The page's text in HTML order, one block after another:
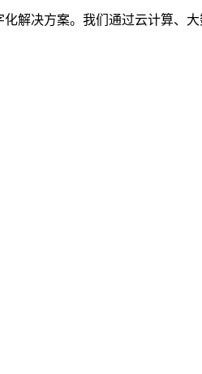
解决方案。我们通过云计算、